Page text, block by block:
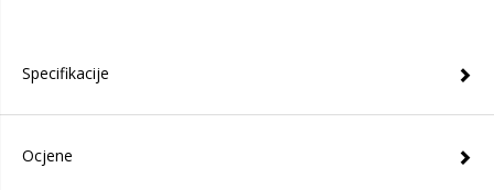
Specifikacije
Ocjene